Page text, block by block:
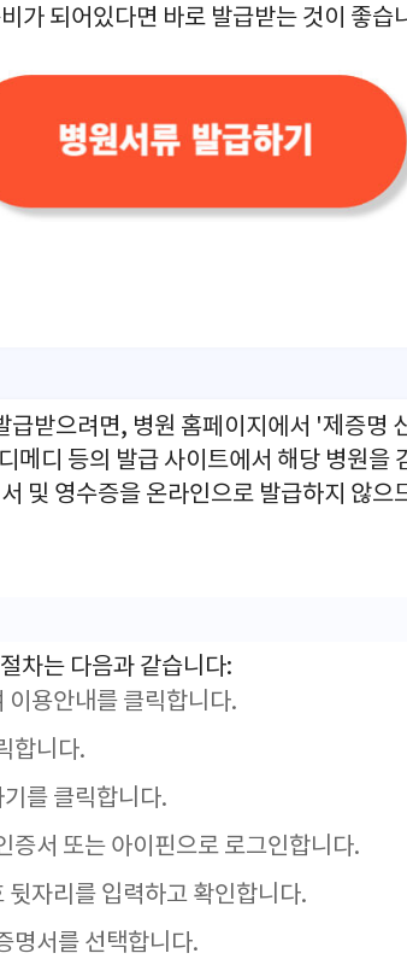
가 되어있다면 바로 발급받는 것이 좋습
급받으려면, 병원 홈페이지에서 '제증명
메디 등의 발급 사이트에서 해당 병원을
및 영수증을 온라인으로 발급하지 않으
차는 다음과 같습니다:
이용안내를 클릭합니다.
합니다.
를 클릭합니다.
증서 또는 아이핀으로 로그인합니다.
자리를 입력하고 확인합니다.
명서를 선택합니다.